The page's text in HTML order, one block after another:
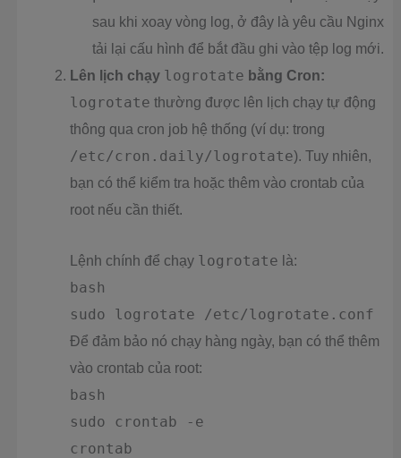
sau khi xoay vòng log, ở đây là yêu cầu Nginx
tải lại cấu hình để bắt đầu ghi vào tệp log mới.
Lên lịch chạy logrotate bằng Cron:
logrotate thường được lên lịch chạy tự động
thông qua cron job hệ thống (ví dụ: trong
/etc/cron.daily/logrotate). Tuy nhiên,
bạn có thể kiểm tra hoặc thêm vào crontab của
root nếu cần thiết.
Lệnh chính để chạy logrotate là:
bash
sudo logrotate /etc/logrotate.conf
Để đảm bảo nó chạy hàng ngày, bạn có thể thêm
vào crontab của root:
bash
sudo crontab -e
crontab